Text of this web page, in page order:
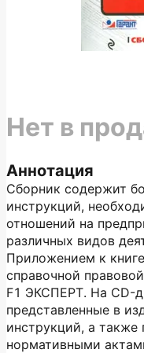
Аннотация
Сборник содержит
инструкций,
отношений на
различных видов
Приложением к
справочной
F1 ЭКСПЕРТ. На CD-
представленные в
инструкций, а
нормативными
Нет в